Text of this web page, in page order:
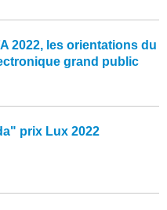
2022, les orientations du
grand public
prix Lux 2022